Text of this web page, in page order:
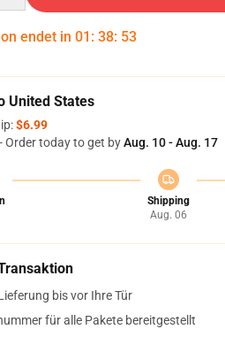
endet in 01 : 38: 52
United States
$6.99
Order today to get byAug. 10 - Aug. 17
Shipping
Aug. 06
bis vor Ihre Tür
für alle Pakete bereitgestellt